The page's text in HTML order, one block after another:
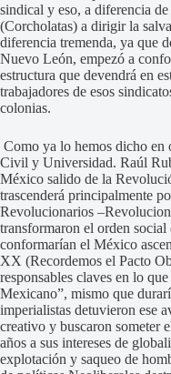
sindical y eso, a diferencia de
(Corcholatas) a dirigir la
diferencia tremenda, ya que
Nuevo León, empezó a
estructura que devendrá en
trabajadores de esos
colonias.
Como ya lo hemos dicho en
Civil y Universidad. Raúl
México salido de la
trascenderá principalmente
Revolucionarios
transformaron el orden social
conformarían el México
XX (Recordemos el Pacto
responsables claves en lo
Mexicano”, mismo que
imperialistas detuvieron ese
creativo y buscaron someter
años a sus intereses de
explotación y saqueo de